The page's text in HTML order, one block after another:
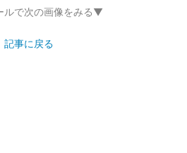
ルで次の画像をみる▼
記事に戻る